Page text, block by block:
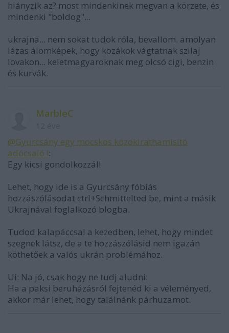
hiányzik az? most mindenkinek megvan a körzete, és
mindenki "boldog"...
ukrajna... nem sokat tudok róla, bevallom. amolyan
lázas álomképek, hogy kozákok vágtatnak szilaj
lovakon... keletmagyaroknak meg olcsó cigi, benzin
és kurvák.
MarbleC
@Gyurcsány egy mocskos közokirathamisító
adócsaló !:
Egy kicsi gondolkozzál!
Lehet, hogy ide is a Gyurcsány fóbiás
hozzászólásodat ctrl+Schmittelted be, mint a másik
Ukrajnával foglalkozó blogba.
Tudod kalapáccsal a kezedben, lehet, hogy mindet
szegnek látsz, de a te hozzászólásid nem igazán
köthetőek a valós ukrán problémához.
Ui: Na jó, csak hogy ne tudj aludni:
Ha a paksi beruházásról fejtenéd ki a véleményed,
akkor már lehet, hogy találnánk párhuzamot.